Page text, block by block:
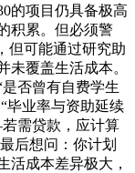
的项目仍具备极高
积累。但必须警
但可能通过研究助
未覆盖生活成本。
否曾有自费学生
毕业率与资助延续
需贷款，应计算
后想问：你计划
活成本差异极大，